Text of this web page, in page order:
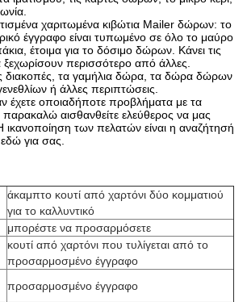
χαριτωμένα κιβώτια Mailer δώρων: το
έγγραφο είναι τυπωμένο σε όλο το μαύρο
έτοιμα για το δόσιμο δώρων. Κάνει τις
περισσότερο από άλλες.
διακοπές, τα γαμήλια δώρα, τα δώρα δώρων
ή άλλες περιπτώσεις.
έχετε οποιαδήποτε προβλήματα με τα
αισθανθείτε ελεύθερος να μας
ικανοποίηση των πελατών είναι η αναζήτησή
για σας.
άκαμπτο κουτί από χαρτόνι δύο κομματιού
για το καλλυντικό
μπορέστε να προσαρμόσετε
κουτί από χαρτόνι που τυλίγεται από το
προσαρμοσμένο έγγραφο
προσαρμοσμένο έγγραφο